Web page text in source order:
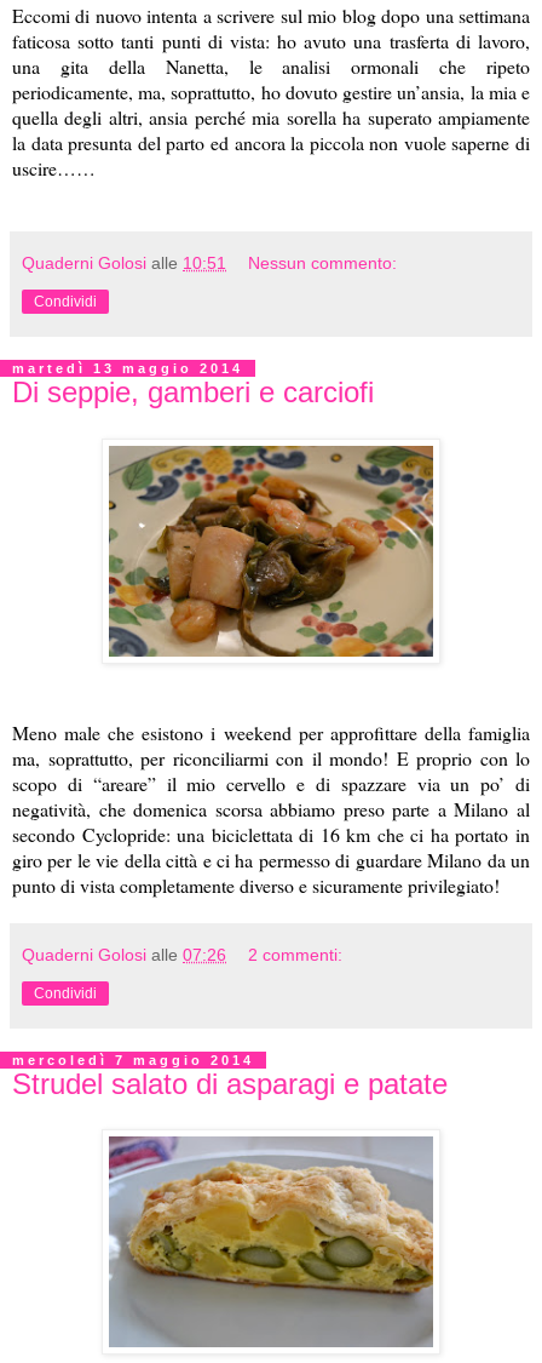
Eccomi di nuovo intenta a scrivere sul mio blog dopo una settimana
faticosa sotto tanti punti di vista: ho avuto una trasferta di lavoro,
una gita della Nanetta, le analisi ormonali che ripeto
periodicamente, ma, soprattutto, ho dovuto gestire un’ansia, la mia e
quella degli altri, ansia perché mia sorella ha superato ampiamente
la data presunta del parto ed ancora la piccola non vuole saperne di
uscire……
Quaderni Golosi alle 10:51 Nessun commento:
Condividi
martedì 13 maggio 2014
Di seppie, gamberi e carciofi
Meno male che esistono i weekend per approfittare della famiglia
ma, soprattutto, per riconciliarmi con il mondo! E proprio con lo
scopo di “areare” il mio cervello e di spazzare via un po’ di
negatività, che domenica scorsa abbiamo preso parte a Milano al
secondo Cyclopride: una biciclettata di 16 km che ci ha portato in
giro per le vie della città e ci ha permesso di guardare Milano da un
punto di vista completamente diverso e sicuramente privilegiato!
Quaderni Golosi alle 07:26 2 commenti:
Condividi
mercoledì 7 maggio 2014
Strudel salato di asparagi e patate